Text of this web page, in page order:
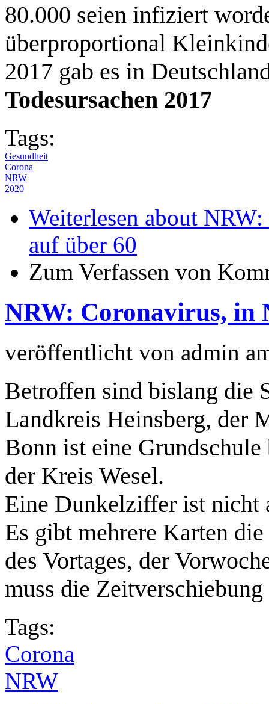
80.000 seien infiziert
überproportional
2017 gab es in
Todesursachen 2017
Tags:
Gesundheit
Corona
NRW
2020
Weiterlesen about
auf über 60
Zum Verfassen von
NRW: Coronavirus, in
veröffentlicht von admin
Betroffen sind bislang die
Landkreis Heinsberg, der
Bonn ist eine
der Kreis Wesel.
Eine Dunkelziffer ist nicht
Es gibt mehrere Karten
des Vortages, der
muss die
Tags:
Corona
NRW